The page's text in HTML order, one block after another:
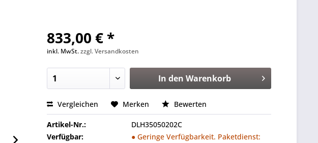
833,00 € *
inkl. MwSt.zzgl. Versandkosten
In den Warenkorb
Vergleichen Merken Bewerten
Artikel-Nr.:
DLH35050202C
Verfügbar:
● Geringe Verfügbarkeit. Paketdienst: